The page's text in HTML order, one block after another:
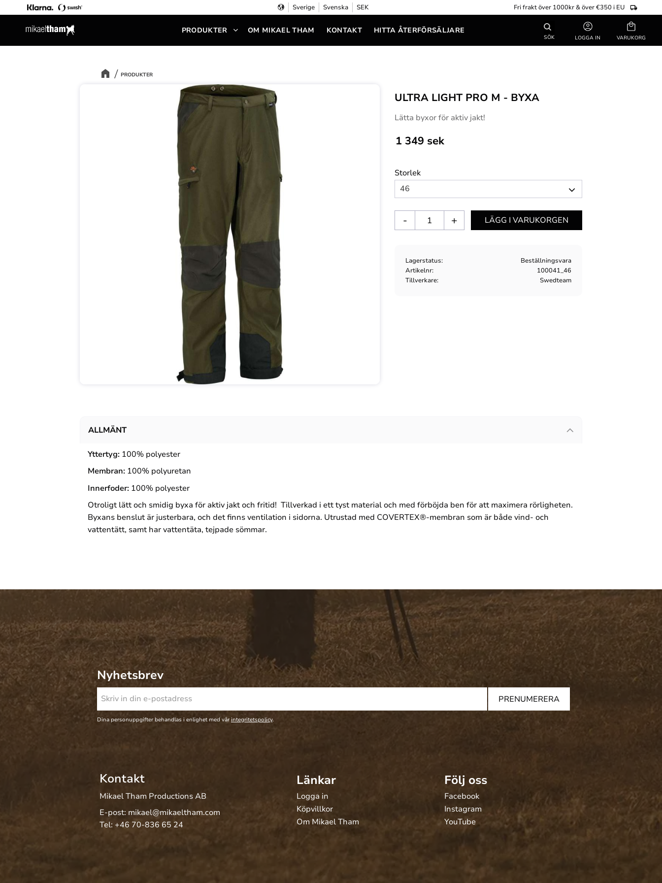
Sverige Svenska SEK Fri frakt över 1000kr & över €350 i EU
SÖK
PRODUKTER OM MIKAEL THAM KONTAKT HITTA ÅTERFÖRSÄLJARE
LOGGA IN
Kundvagn
PRODUKTER
ULTRA LIGHT PRO M - BYXA
Lätta byxor för aktiv jakt!
1 349 sek
Storlek
+
-
Lagerstatus
Beställningsvara
Artikelnr
100041_46
Tillverkare
Swedteam
ALLMÄNT
Yttertyg: 100% polyester
Membran: 100% polyuretan
Innerfoder: 100% polyester
Otroligt lätt och smidig byxa för aktiv jakt och fritid! Tillverkad i ett tyst material och med förböjda ben för att maximera rörligheten.
Byxans benslut är justerbara, och det finns ventilation i sidorna. Utrustad med COVERTEX®-membran som är både vind- och
vattentätt, samt har vattentäta, tejpade sömmar.
Nyhetsbrev
PRENUMERERA
Dina personuppgifter behandlas i enlighet med vår integritetspolicy.
Kontakt
Mikael Tham Productions AB
E-post: mikael@mikaeltham.com
Tel: +46 70-836 65 24
Länkar
Logga in
Köpvillkor
Om Mikael Tham
Följ oss
Facebook
Instagram
YouTube